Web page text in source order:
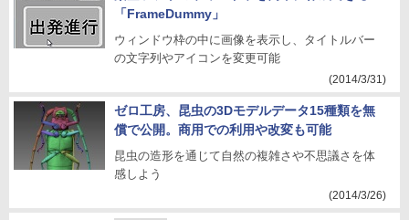
「FrameDummy」
ウィンドウ枠の中に画像を表示し、タイトルバー
の文字列やアイコンを変更可能
(2014/3/31)
ゼロ工房、昆虫の3Dモデルデータ15種類を無
償で公開。商用での利用や改変も可能
昆虫の造形を通じて自然の複雑さや不思議さを体
感しよう
(2014/3/26)